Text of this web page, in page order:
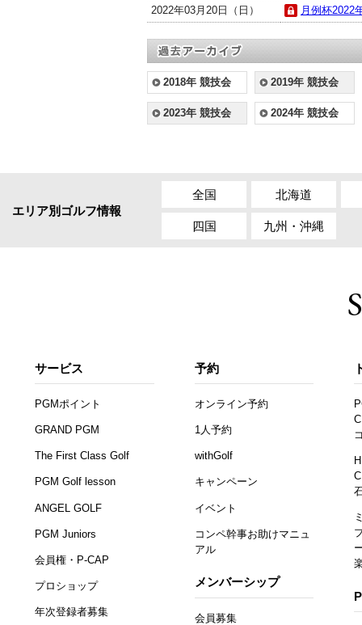
2022年03月20日（日）
月例杯2022
2018年 競技会 2019年 競技会
2023年 競技会 2024年 競技会
エリア別ゴルフ情報
全国 北海道
四国 九州・沖縄
サービス
PGMポイント
GRAND PGM
The First Class Golf
PGM Golf lesson
ANGEL GOLF
PGM Juniors
会員権・P-CAP
プロショップ
年次登録者募集
予約
オンライン予約
1人予約
withGolf
キャンペーン
イベント
コンペ幹事お助けマニュ
アル
メンバーシップ
会員募集